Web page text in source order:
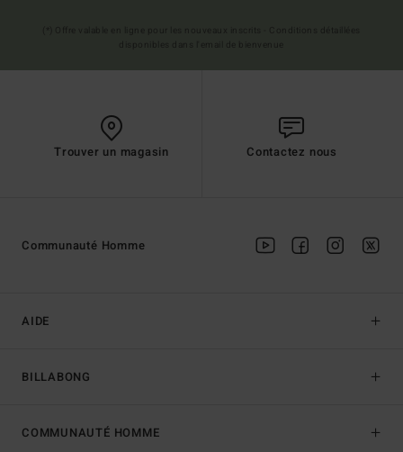
Trouver un magasin Contactez nous
AIDE
BILLABONG
Communauté Homme
COMMUNAUTÉ HOMME